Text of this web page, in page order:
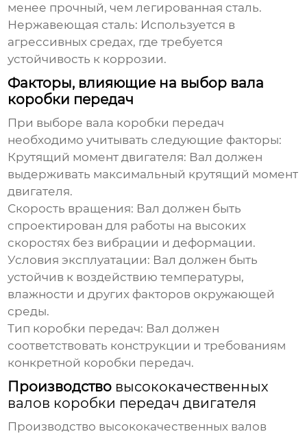
менее прочный, чем легированная сталь.
Нержавеющая сталь: Используется в
агрессивных средах, где требуется
устойчивость к коррозии.
Факторы, влияющие на выбор вала
коробки передач
При выборе вала коробки передач
необходимо учитывать следующие факторы:
Крутящий момент двигателя: Вал должен
выдерживать максимальный крутящий момент
двигателя.
Скорость вращения: Вал должен быть
спроектирован для работы на высоких
скоростях без вибрации и деформации.
Условия эксплуатации: Вал должен быть
устойчив к воздействию температуры,
влажности и других факторов окружающей
среды.
Тип коробки передач: Вал должен
соответствовать конструкции и требованиям
конкретной коробки передач.
Производство высококачественных
валов коробки передач двигателя
Производство высококачественных валов